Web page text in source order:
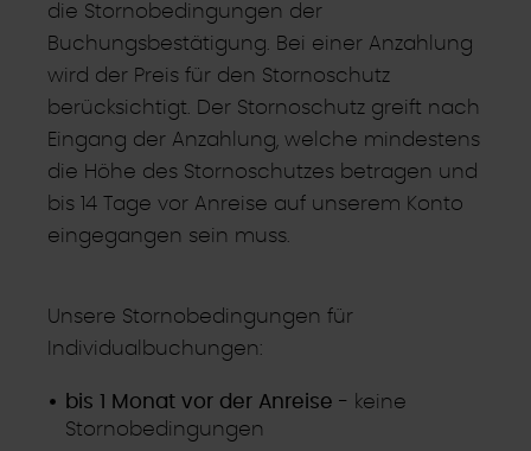
die Stornobedingungen der
Buchungsbestätigung. Bei einer Anzahlung
wird der Preis für den Stornoschutz
berücksichtigt. Der Stornoschutz greift nach
Eingang der Anzahlung, welche mindestens
die Höhe des Stornoschutzes betragen und
bis 14 Tage vor Anreise auf unserem Konto
eingegangen sein muss.
Unsere Stornobedingungen für
Individualbuchungen:
bis 1 Monat vor der Anreise - keine
Stornobedingungen